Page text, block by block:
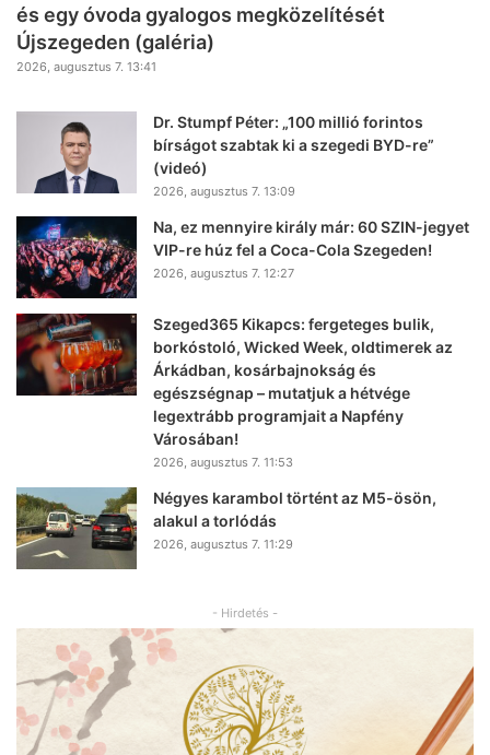
és egy óvoda gyalogos megközelítését
Újszegeden (galéria)
2026, augusztus 7. 13:41
Dr. Stumpf Péter: „100 millió forintos
bírságot szabtak ki a szegedi BYD-re”
(videó)
2026, augusztus 7. 13:09
Na, ez mennyire király már: 60 SZIN-jegyet
VIP-re húz fel a Coca-Cola Szegeden!
2026, augusztus 7. 12:27
Szeged365 Kikapcs: fergeteges bulik,
borkóstoló, Wicked Week, oldtimerek az
Árkádban, kosárbajnokság és
egészségnap – mutatjuk a hétvége
legextrább programjait a Napfény
Városában!
2026, augusztus 7. 11:53
Négyes karambol történt az M5-ösön,
alakul a torlódás
2026, augusztus 7. 11:29
- Hirdetés -